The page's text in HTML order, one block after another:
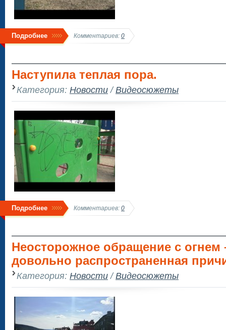
Подробнее Комментариев: 0
Наступила теплая пора.
Категория: Новости/Видеосюжеты
Подробнее Комментариев: 0
Неосторожное обращение с огнем
довольно распространенная
Категория: Новости/Видеосюжеты